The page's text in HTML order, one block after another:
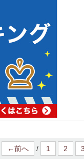
←前へ / 1 2